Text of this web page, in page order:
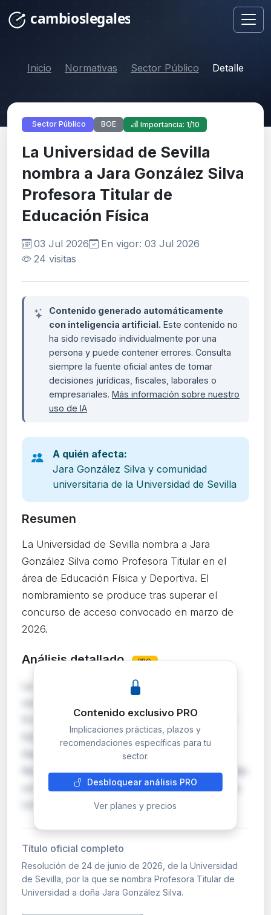
Inicio Normativas Sector Público Detalle
Sector Público BOE Importancia: 1/10
La Universidad de Sevilla
nombra a Jara González Silva
Profesora Titular de
Educación Física
03 Jul 2026
En vigor: 03 Jul 2026
24 visitas
Contenido generado automáticamente
con inteligencia artificial. Este contenido no
ha sido revisado individualmente por una
persona y puede contener errores. Consulta
siempre la fuente oficial antes de tomar
decisiones jurídicas, fiscales, laborales o
empresariales. Más información sobre nuestro
uso de IA
A quién afecta:
Jara González Silva y comunidad
universitaria de la Universidad de Sevilla
Resumen
La Universidad de Sevilla nombra a Jara
González Silva como Profesora Titular en el
área de Educación Física y Deportiva. El
nombramiento se produce tras superar el
concurso de acceso convocado en marzo de
2026.
Análisis detallado PRO
La Universidad de Sevilla formaliza el
Profesora Titular de Universidad en el área de
Educación Física y Deportiva, adscrita al
Departamento de Motricidad Humana y
Rendimiento Deportivo. El proceso se ha seguido
conforme a la Ley Orgánica 2/2023 del Sistema
Universitario y el Re…
Contenido exclusivo PRO
Implicaciones prácticas, plazos y
recomendaciones específicas para tu
sector.
Desbloquear análisis PRO
Ver planes y precios
Título oficial completo
Resolución de 24 de junio de 2026, de la Universidad
de Sevilla, por la que se nombra Profesora Titular de
Universidad a doña Jara González Silva.